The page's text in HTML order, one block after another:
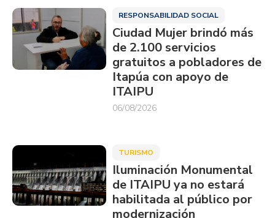
RESPONSABILIDAD SOCIAL
Ciudad Mujer brindó más
de 2.100 servicios
gratuitos a pobladores de
Itapúa con apoyo de
ITAIPU
06/08/2026
TURISMO
Iluminación Monumental
de ITAIPU ya no estará
habilitada al público por
modernización